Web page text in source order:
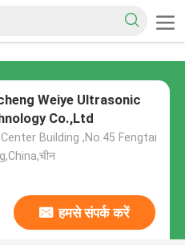
Weiye Ultrasonic
Co.,Ltd
Building ,No.45 Fengtai
हमसे संपर्क करें